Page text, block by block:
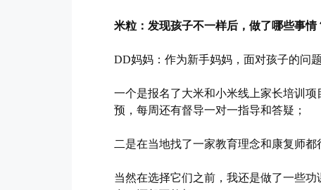
米粒：发现孩子不一样后，做了哪些事情
DD妈妈：作为新手妈妈，面对孩子的问
一个是报名了大米和小米线上家长培训项
预，每周还有督导一对一指导和答疑；
二是在当地找了一家教育理念和康复师
当然在选择它们之前，我还是做了一些